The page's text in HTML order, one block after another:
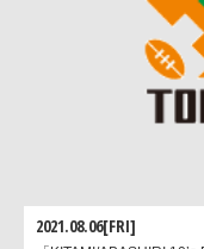
2021.08.06[FRI]